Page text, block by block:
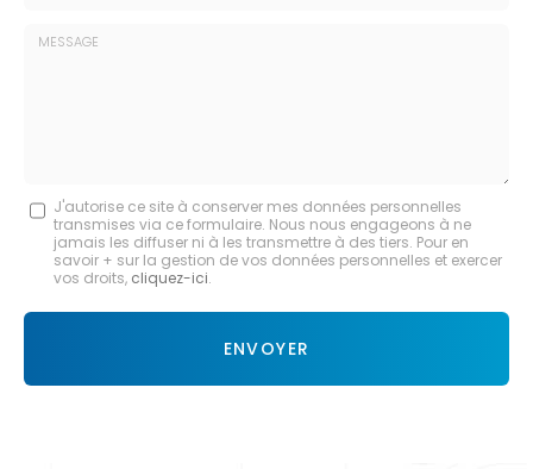
Message
J'autorise ce site à conserver mes données personnelles
transmises via ce formulaire. Nous nous engageons à ne
jamais les diffuser ni à les transmettre à des tiers. Pour en
savoir + sur la gestion de vos données personnelles et exercer
vos droits, cliquez-ici.
Acceptation
ENVOYER